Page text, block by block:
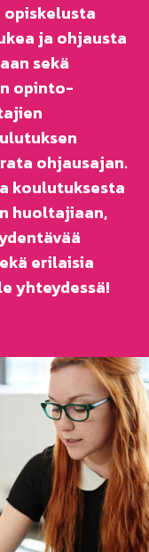
ja ohjausta
sekä
opinto-
ohjausajan.
koulutuksesta
huoltajiaan,
erilaisia
yhteydessä!